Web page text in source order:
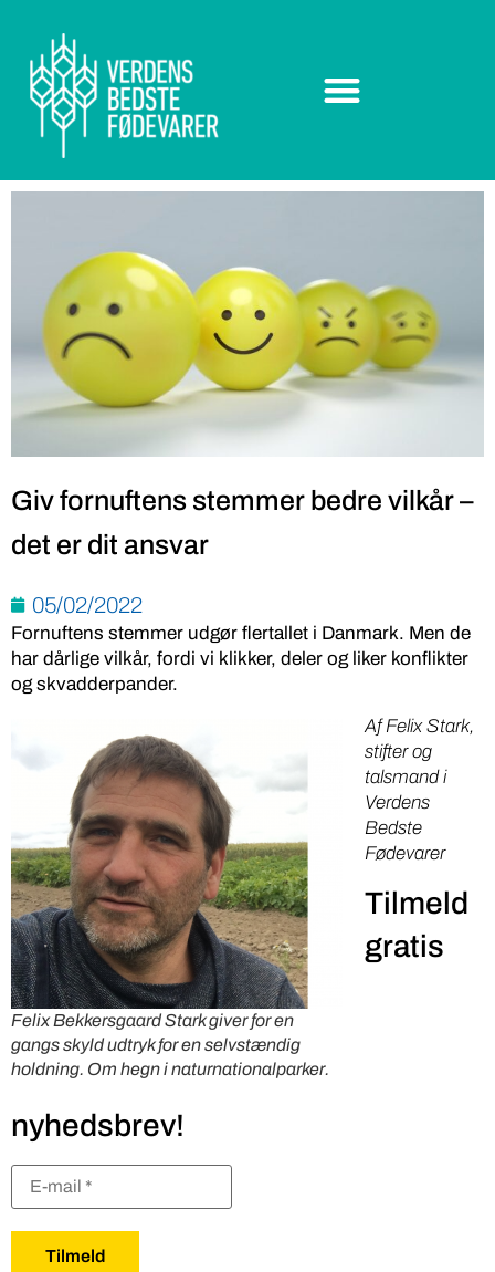
Giv fornuftens stemmer bedre vilkår –
det er dit ansvar
05/02/2022
Fornuftens stemmer udgør flertallet i Danmark. Men de
har dårlige vilkår, fordi vi klikker, deler og liker konflikter
og skvadderpander.
Felix Bekkersgaard Stark giver for en
gangs skyld udtryk for en selvstændig
holdning. Om hegn i naturnationalparker.
Af Felix Stark,
stifter og
talsmand i
Verdens
Bedste
Fødevarer
Tilmeld
gratis
nyhedsbrev!